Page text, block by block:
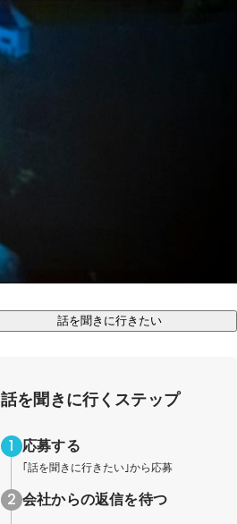
話を聞きに行きたい
話を聞きに行くステップ
応募する
｢話を聞きに行きたい｣から応募
会社からの返信を待つ